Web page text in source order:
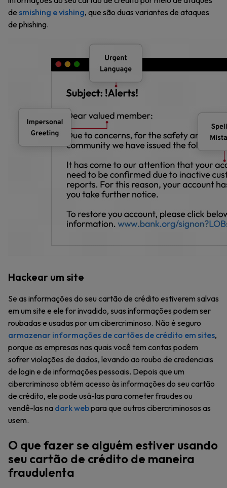
de smishing e vishing, que são duas variantes de ataques
de phishing.
Hackear um site
Se as informações do seu cartão de crédito estiverem salvas
em um site e ele for invadido, suas informações podem ser
roubadas e usadas por um cibercriminoso. Não é seguro
armazenar informações de cartões de crédito em sites,
porque as empresas nas quais você tem contas podem
sofrer violações de dados, levando ao roubo de credenciais
de login e de informações pessoais. Depois que um
cibercriminoso obtém acesso às informações do seu cartão
de crédito, ele pode usá-las para cometer fraudes ou
vendê-las na dark webpara que outros cibercriminosos as
usem.
O que fazer se alguém estiver usando
seu cartão de crédito de maneira
fraudulenta